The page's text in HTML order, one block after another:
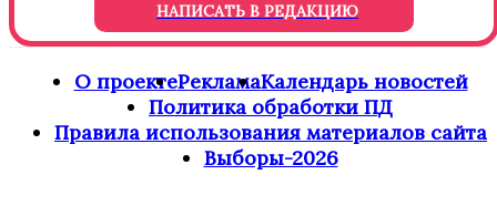
НАПИСАТЬ В РЕДАКЦИЮ
О проектеРекламаКалендарь новостей
Политика обработки ПД
Правила использования материалов сайта
Выборы-2026